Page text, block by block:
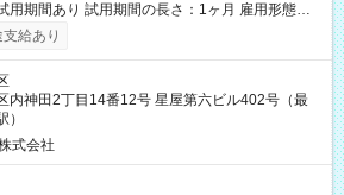
用期間あり 試用期間の長さ：1ヶ月 雇用形態、
と同じです。
給あり
内神田2丁目14番12号 星屋第六ビル402号（最
式会社